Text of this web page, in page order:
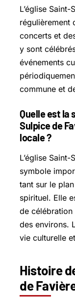
L’église
régulièrement
concerts et
y sont
événements
commune et
Quelle est la
Sulpice de
locale ?
L’église
symbole
tant sur le
spirituel. Elle
de célébration
des environs.
vie culturelle
Histoire
de